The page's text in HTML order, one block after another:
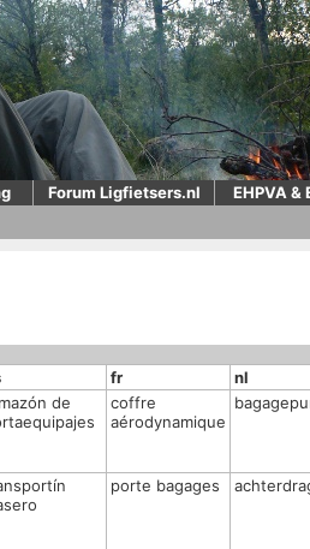
Forum Ligfietsers.nl EHPVA &
fr nl
de
coffre
aérodynamique
porte bagages